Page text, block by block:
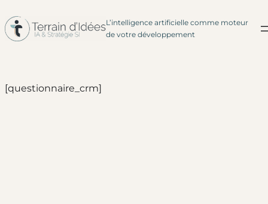
Aller
L’intelligence artificielle comme moteur
de votre développement
[questionnaire_crm]